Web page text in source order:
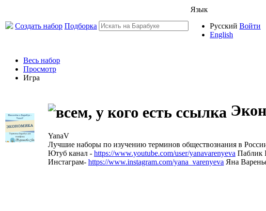
Создать набор Подборка
Язык
Русский
English
Войти
Весь набор
Просмотр
Игра
YanaV
Лучшие наборы по изучению терминов обществознания в
Ютуб канал - https://www.youtube.com/user/yanavarenyeva Паблик
Инстаграм- https://www.instagram.com/yana_varenyeva Яна